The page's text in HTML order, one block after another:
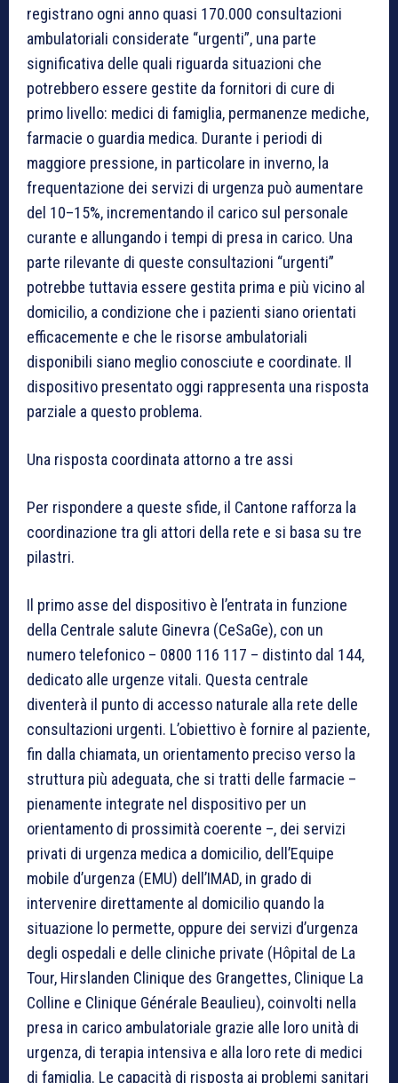
registrano ogni anno quasi 170.000 consultazioni
ambulatoriali considerate “urgenti”, una parte
significativa delle quali riguarda situazioni che
potrebbero essere gestite da fornitori di cure di
primo livello: medici di famiglia, permanenze mediche,
farmacie o guardia medica. Durante i periodi di
maggiore pressione, in particolare in inverno, la
frequentazione dei servizi di urgenza può aumentare
del 10–15%, incrementando il carico sul personale
curante e allungando i tempi di presa in carico. Una
parte rilevante di queste consultazioni “urgenti”
potrebbe tuttavia essere gestita prima e più vicino al
domicilio, a condizione che i pazienti siano orientati
efficacemente e che le risorse ambulatoriali
disponibili siano meglio conosciute e coordinate. Il
dispositivo presentato oggi rappresenta una risposta
parziale a questo problema.
Una risposta coordinata attorno a tre assi
Per rispondere a queste sfide, il Cantone rafforza la
coordinazione tra gli attori della rete e si basa su tre
pilastri.
Il primo asse del dispositivo è l’entrata in funzione
della Centrale salute Ginevra (CeSaGe), con un
numero telefonico – 0800 116 117 – distinto dal 144,
dedicato alle urgenze vitali. Questa centrale
diventerà il punto di accesso naturale alla rete delle
consultazioni urgenti. L’obiettivo è fornire al paziente,
fin dalla chiamata, un orientamento preciso verso la
struttura più adeguata, che si tratti delle farmacie –
pienamente integrate nel dispositivo per un
orientamento di prossimità coerente –, dei servizi
privati di urgenza medica a domicilio, dell’Equipe
mobile d’urgenza (EMU) dell’IMAD, in grado di
intervenire direttamente al domicilio quando la
situazione lo permette, oppure dei servizi d’urgenza
degli ospedali e delle cliniche private (Hôpital de La
Tour, Hirslanden Clinique des Grangettes, Clinique La
Colline e Clinique Générale Beaulieu), coinvolti nella
presa in carico ambulatoriale grazie alle loro unità di
urgenza, di terapia intensiva e alla loro rete di medici
di famiglia. Le capacità di risposta ai problemi sanitari